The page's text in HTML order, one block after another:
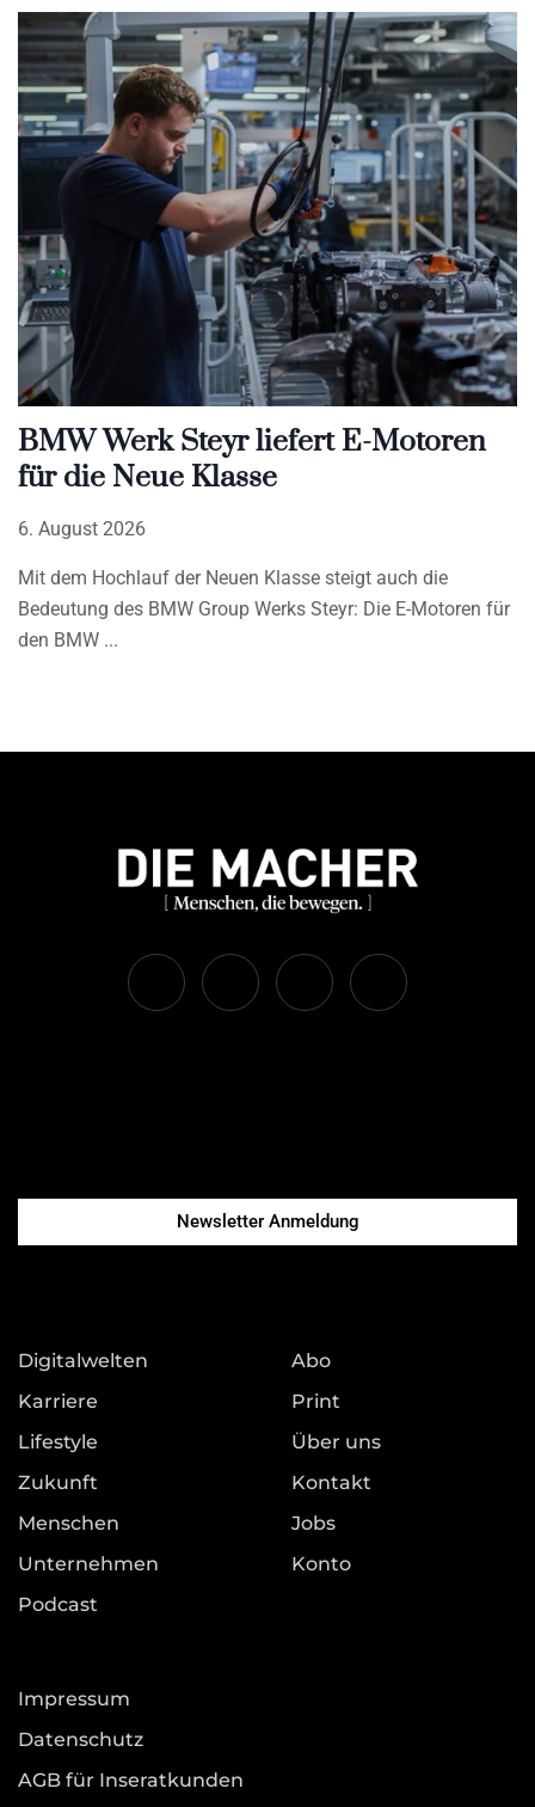
BMW Werk Steyr liefert E-Motoren
für die Neue Klasse
6. August 2026
Mit dem Hochlauf der Neuen Klasse steigt auch die
Bedeutung des BMW Group Werks Steyr: Die E-Motoren für
den BMW
Newsletter Anmeldung
Digitalwelten
Karriere
Lifestyle
Zukunft
Menschen
Unternehmen
Podcast
Abo
Print
Über uns
Kontakt
Jobs
Konto
Impressum
Datenschutz
AGB für Inseratkunden